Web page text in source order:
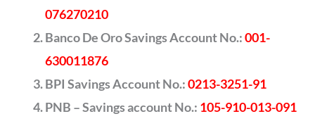
076270210
Banco De Oro Savings Account No.:001-
630011876
BPI Savings Account No.:0213-3251-91
PNB – Savings account No.: 105-910-013-091